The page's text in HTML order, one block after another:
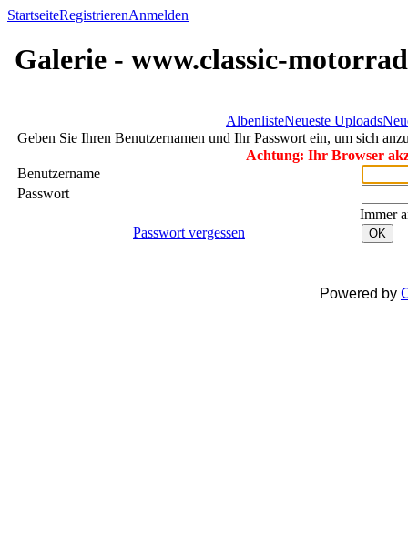
StartseiteRegistrierenAnmelden
Galerie - www.classic-
AlbenlisteNeueste Uploads
Geben Sie Ihren Benutzernamen und Ihr Passwort ein, um sich
Achtung: Ihr Browser
Benutzername
Passwort
Immer
Passwort vergessen
OK
Powered by